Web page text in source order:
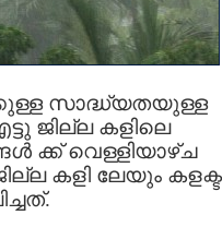
സാദ്ധ്യതയുള്ള
ജില്ല കളിലെ
ക്ക് വെള്ളിയാഴ്ച
കളി ലേയും